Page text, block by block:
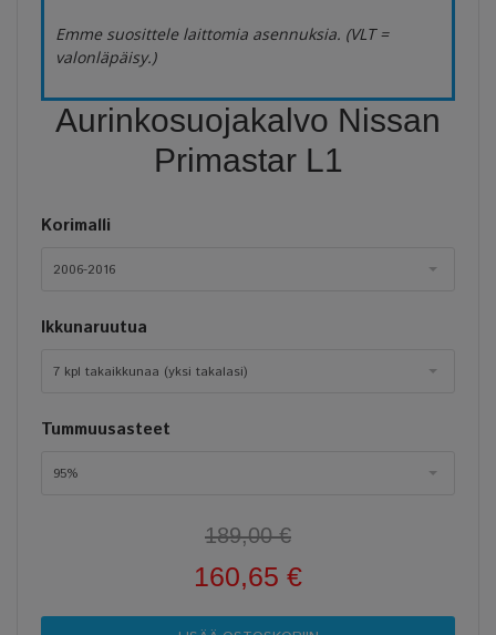
Emme suosittele laittomia asennuksia. (VLT =
valonläpäisy.)
Aurinkosuojakalvo Nissan
Primastar L1
Korimalli
2006-2016
Ikkunaruutua
7 kpl takaikkunaa (yksi takalasi)
Tummuusasteet
95%
189,00 €
160,65 €